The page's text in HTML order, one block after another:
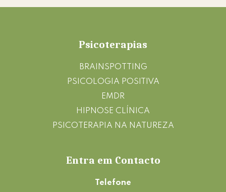
Psicoterapias
BRAINSPOTTING
PSICOLOGIA POSITIVA
EMDR
HIPNOSE CLÍNICA
PSICOTERAPIA NA NATUREZA
Entra em Contacto
Telefone